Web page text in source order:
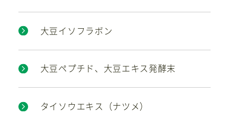
大豆イソフラボン
大豆ペプチド、大豆エキス発酵末
タイソウエキス（ナツメ）